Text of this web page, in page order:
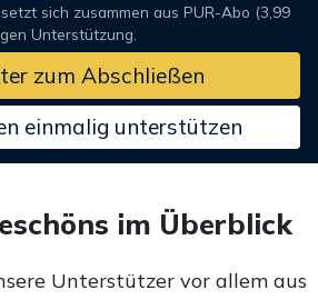
sich zusammen aus PUR-Abo (3,99
Unterstützung.
zum Abschließen
einmalig unterstützen
im Überblick
Unterstützer vor allem aus